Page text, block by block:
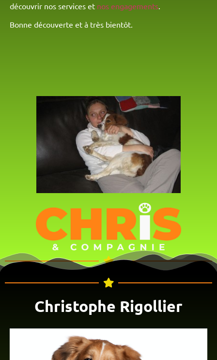
découvrir nos services et nos engagements
Bonne découverte et à très bientôt.
Christophe Rigollier